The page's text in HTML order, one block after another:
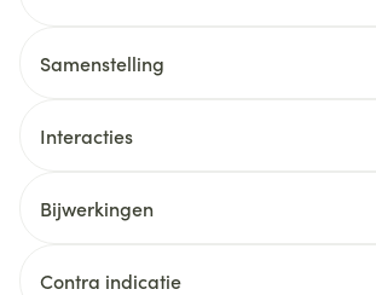
Samenstelling
Interacties
Bijwerkingen
Contra indicatie